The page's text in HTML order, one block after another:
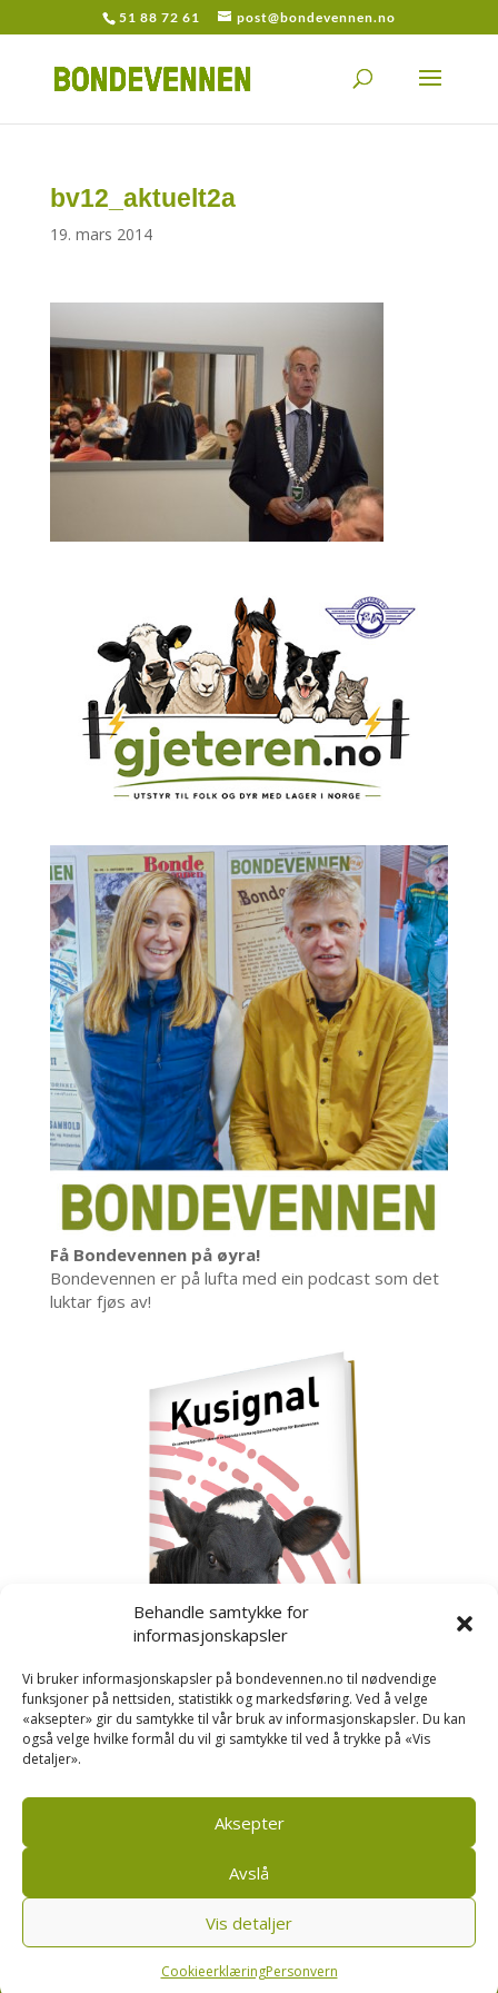
Behandle samtykke for
informasjonskapsler
Vi bruker informasjonskapsler på bondevennen.no til nødvendige
funksjoner på nettsiden, statistikk og markedsføring. Ved å velge
«aksepter» gir du samtykke til vår bruk av informasjonskapsler. Du kan
også velge hvilke formål du vil gi samtykke til ved å trykke på «Vis
detaljer».
Aksepter
Avslå
Vis detaljer
CookieerklæringPersonvern
51 88 72 61 post@bondevennen.no
bv12_aktuelt2a
19. mars 2014
Få Bondevennen på øyra!
Bondevennen er på lufta med ein podcast som det
luktar fjøs av!
Kusignal
Bondevennen SA, Pb 208, sentrum, 4001 Stavanger
Personvern og cookies regler